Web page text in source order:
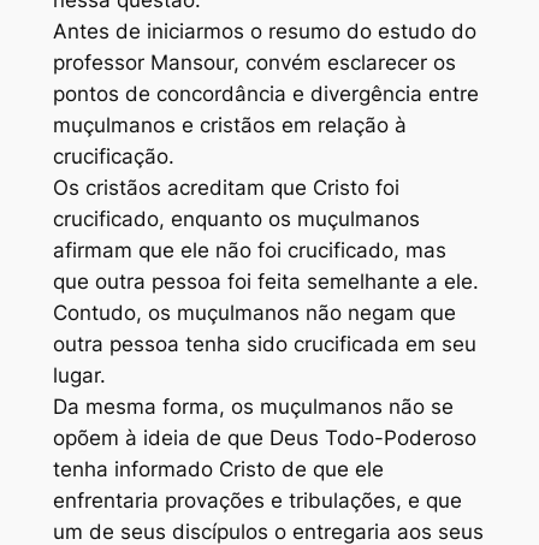
Antes de iniciarmos o resumo do estudo do
professor Mansour, convém esclarecer os
pontos de concordância e divergência entre
muçulmanos e cristãos em relação à
crucificação.
Os cristãos acreditam que Cristo foi
crucificado, enquanto os muçulmanos
afirmam que ele não foi crucificado, mas
que outra pessoa foi feita semelhante a ele.
Contudo, os muçulmanos não negam que
outra pessoa tenha sido crucificada em seu
lugar.
Da mesma forma, os muçulmanos não se
opõem à ideia de que Deus Todo-Poderoso
tenha informado Cristo de que ele
enfrentaria provações e tribulações, e que
um de seus discípulos o entregaria aos seus